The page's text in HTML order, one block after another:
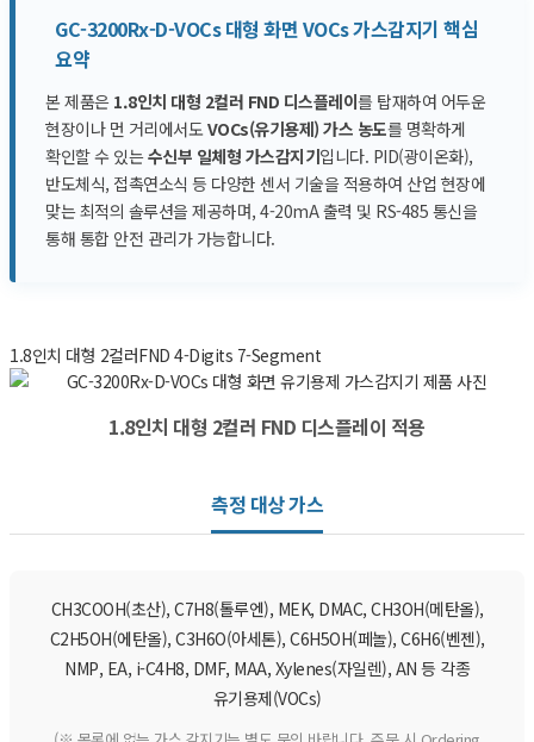
GC-3200Rx-D-VOCs 대형 화면 VOCs 가스감지기 핵심
요약
본 제품은 1.8인치 대형 2컬러 FND 디스플레이를 탑재하여 어두운
현장이나 먼 거리에서도 VOCs(유기용제) 가스 농도를 명확하게
확인할 수 있는수신부 일체형 가스감지기입니다. PID(광이온화),
반도체식, 접촉연소식 등 다양한 센서 기술을 적용하여 산업 현장에
맞는 최적의 솔루션을 제공하며, 4-20mA 출력 및 RS-485 통신을
통해 통합 안전 관리가 가능합니다.
1.8인치 대형 2컬러FND 4-Digits 7-Segment
1.8인치 대형 2컬러 FND 디스플레이 적용
측정 대상 가스
CH3COOH(초산), C7H8(톨루엔), MEK, DMAC, CH3OH(메탄올),
C2H5OH(에탄올), C3H6O(아세톤), C6H5OH(페놀), C6H6(벤젠),
NMP, EA, i-C4H8, DMF, MAA, Xylenes(자일렌), AN 등 각종
유기용제(VOCs)